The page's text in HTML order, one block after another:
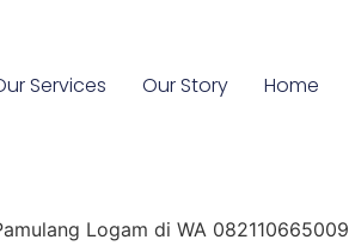
Services Our Story Home
Logam di WA 082110665009